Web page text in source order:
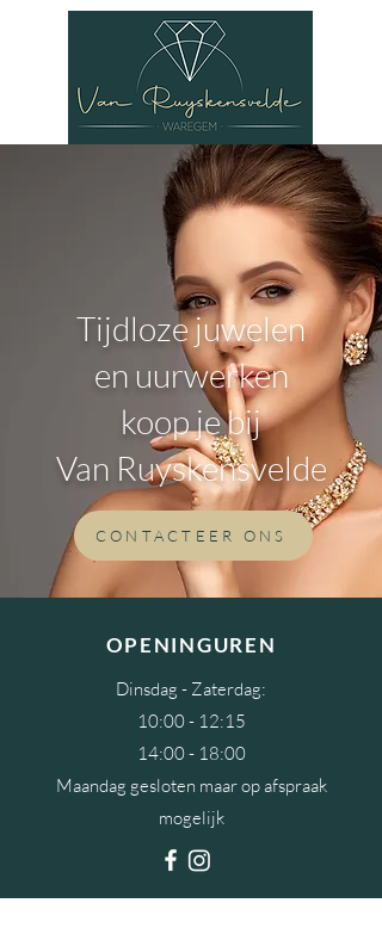
CONTACTEER ONS
Tijdloze juwelen
en uurwerken
koop je bij
Van Ruyskensvelde
OPENINGUREN
Dinsdag - Zaterdag:
10:00 - 12:15
14:00 - 18:00
Maandag gesloten maar op afspraak
mogelijk